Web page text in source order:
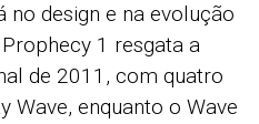
no design e na evolução
1 resgata a
de 2011, com quatro
Wave, enquanto o Wave